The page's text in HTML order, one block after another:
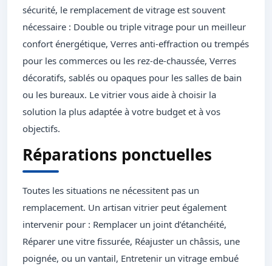
sécurité, le remplacement de vitrage est souvent
nécessaire : Double ou triple vitrage pour un meilleur
confort énergétique, Verres anti-effraction ou trempés
pour les commerces ou les rez-de-chaussée, Verres
décoratifs, sablés ou opaques pour les salles de bain
ou les bureaux. Le vitrier vous aide à choisir la
solution la plus adaptée à votre budget et à vos
objectifs.
Réparations ponctuelles
Toutes les situations ne nécessitent pas un
remplacement. Un artisan vitrier peut également
intervenir pour : Remplacer un joint d’étanchéité,
Réparer une vitre fissurée, Réajuster un châssis, une
poignée, ou un vantail, Entretenir un vitrage embué